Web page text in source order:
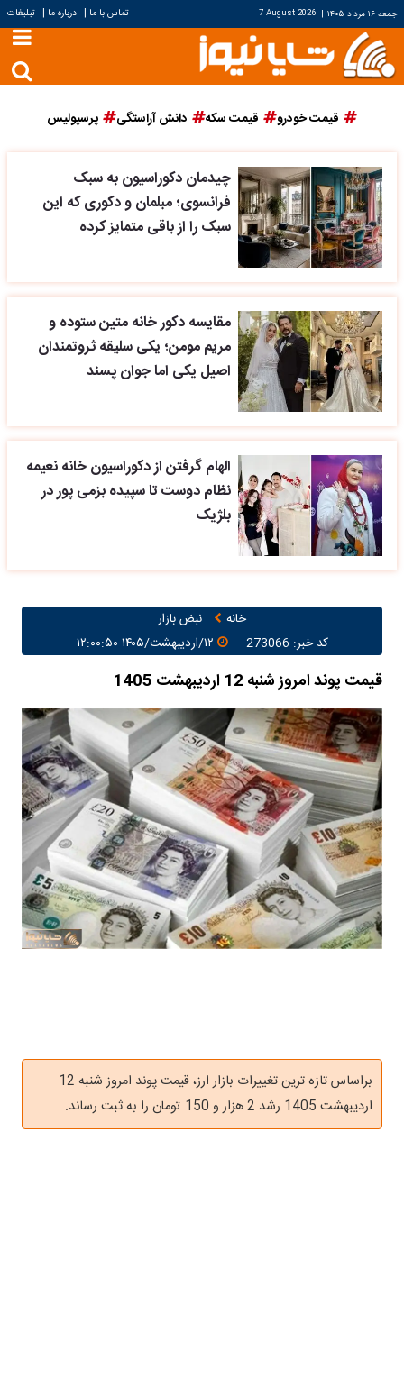
جمعه ۱۶ مرداد ۱۴۰۵ |
7 August 2026 تماس با ما | درباره ما | تبلیغات
قیمت خودرو قیمت سکه دانش آراستگی پرسپولیس
چیدمان دکوراسیون به سبک
فرانسوی؛ مبلمان و دکوری که این
سبک را از باقی متمایز کرده
مقایسه دکور خانه متین ستوده و
مریم مومن؛ یکی سلیقه ثروتمندان
اصیل یکی اما جوان پسند
الهام گرفتن از دکوراسیون خانه نعیمه
نظام دوست تا سپیده بزمی پور در
بلژیک
خانه
نبض بازار
کد خبر: 273066
قیمت پوند امروز شنبه 12 اردیبهشت 1405
براساس تازه ترین تغییرات بازار ارز، قیمت پوند امروز شنبه 12
اردیبهشت 1405 رشد 2 هزار و 150 تومان را به ثبت رساند.